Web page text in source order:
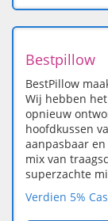
Bestpillow
BestPillow
Wij hebben
opnieuw
hoofdkussen
aanpasbaar
mix van
superzachte
Verdien 5%